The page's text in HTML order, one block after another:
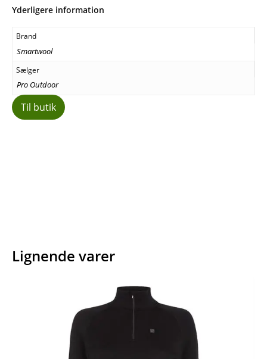
Yderligere information
Brand
Smartwool
Sælger
Pro Outdoor
Til butik
Lignende varer